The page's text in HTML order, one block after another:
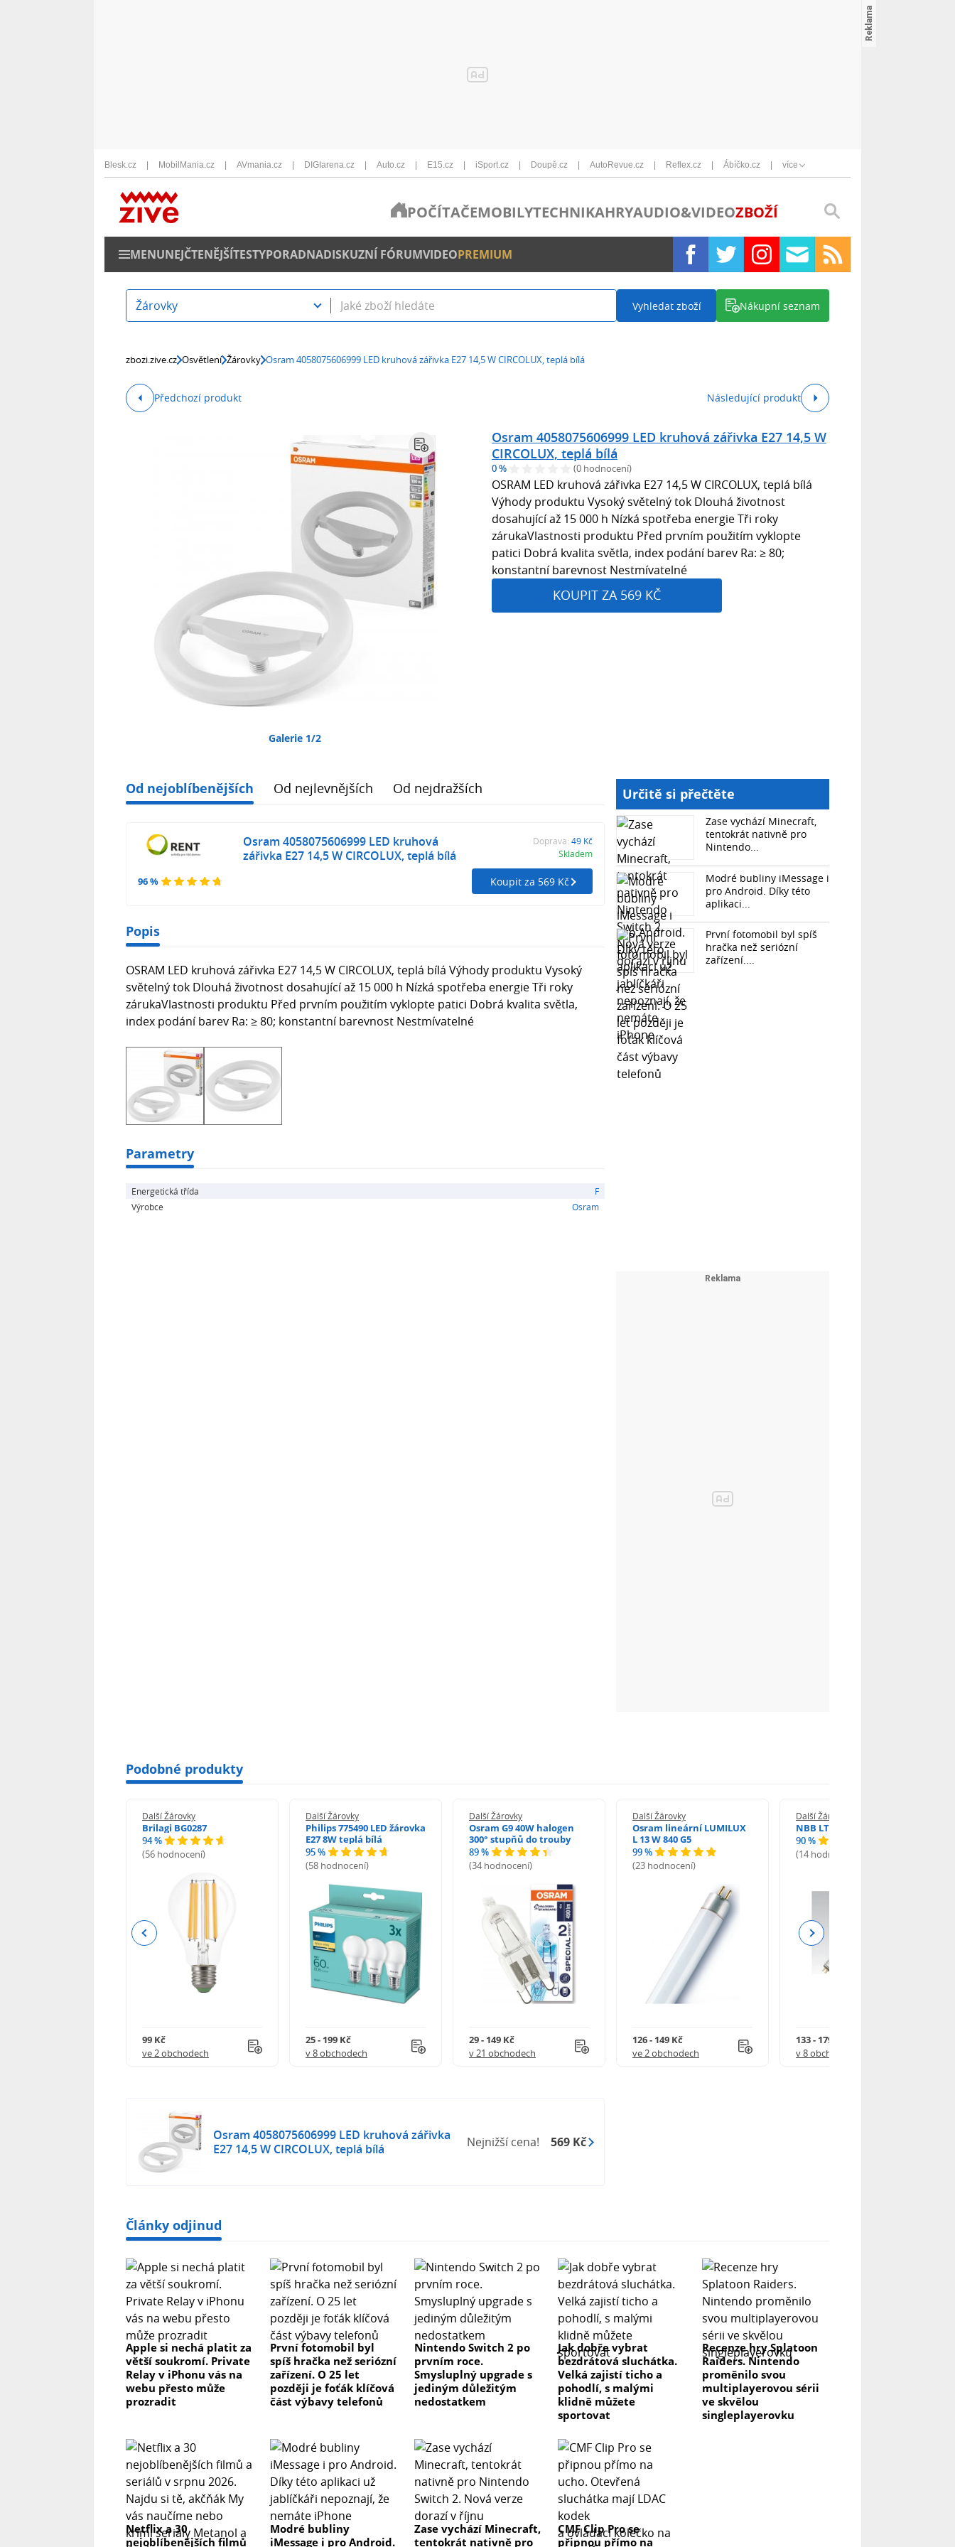
Blesk.cz MobilMania.cz AVmania.cz DIGIarena.cz Auto.cz E15.cz iSport.cz Doupě.cz AutoRevue.cz Reflex.cz Ábíčko.cz více
POČÍTAČEMOBILYTECHNIKAHRYAUDIO&VIDEOZBOŽÍ
MENUNEJČTENĚJŠÍTESTYPORADNADISKUZNÍ FÓRUMVIDEOPREMIUM
Žárovky Vyhledat zboží Nákupní seznam
zbozi.zive.cz Osvětlení Žárovky Osram 4058075606999 LED kruhová zářivka E27 14,5 W CIRCOLUX, teplá bílá
Předchozí produkt Následující produkt
Galerie 1/2
Osram 4058075606999 LED kruhová zářivka E27 14,5 W
CIRCOLUX, teplá bílá
0 % (0 hodnocení)
OSRAM LED kruhová zářivka E27 14,5 W CIRCOLUX, teplá bílá
Výhody produktu Vysoký světelný tok Dlouhá životnost
dosahující až 15 000 h Nízká spotřeba energie Tři roky
zárukaVlastnosti produktu Před prvním použitím vyklopte
patici Dobrá kvalita světla, index podání barev Ra: ≥ 80;
konstantní barevnost Nestmívatelné
KOUPIT ZA 569 KČ
Od nejoblíbenějších Od nejlevnějších Od nejdražších
96 %
Osram 4058075606999 LED kruhová
zářivka E27 14,5 W CIRCOLUX, teplá bílá
Doprava: 49 Kč
Skladem
Koupit za 569 Kč
Popis
OSRAM LED kruhová zářivka E27 14,5 W CIRCOLUX, teplá bílá Výhody produktu Vysoký
světelný tok Dlouhá životnost dosahující až 15 000 h Nízká spotřeba energie Tři roky
zárukaVlastnosti produktu Před prvním použitím vyklopte patici Dobrá kvalita světla,
index podání barev Ra: ≥ 80; konstantní barevnost Nestmívatelné
Parametry
Energetická třída
F
Výrobce
Osram
Určitě si přečtěte
Zase vychází Minecraft,
tentokrát nativně pro
Nintendo...
Modré bubliny iMessage i
pro Android. Díky této
aplikaci...
První fotomobil byl spíš
hračka než seriózní
zařízení....
Podobné produkty
Další Žárovky
Brilagi BG0287
94 %
(56 hodnocení)
99 Kč
ve 2 obchodech
Další Žárovky
Philips 775490 LED žárovka
E27 8W teplá bílá
95 %
(58 hodnocení)
25 - 199 Kč
v 8 obchodech
Další Žárovky
Osram G9 40W halogen
300° stupňů do trouby
89 %
(34 hodnocení)
29 - 149 Kč
v 21 obchodech
Další Žárovky
Osram lineární LUMILUX
L 13 W 840 G5
99 %
(23 hodnocení)
126 - 149 Kč
ve 2 obchodech
Další Žárovky
NBB LT 13W T5 840 SHORT
90 %
(14 hodnocení)
133 - 179 Kč
v 8 obchodech
Previous Next
Osram 4058075606999 LED kruhová zářivka
E27 14,5 W CIRCOLUX, teplá bílá
Nejnižší cena! 569 Kč
Články odjinud
Apple si nechá platit za
větší soukromí. Private
Relay v iPhonu vás na
webu přesto může
prozradit
První fotomobil byl
spíš hračka než seriózní
zařízení. O 25 let
později je foťák klíčová
část výbavy telefonů
Nintendo Switch 2 po
prvním roce.
Smysluplný upgrade s
jediným důležitým
nedostatkem
Jak dobře vybrat
bezdrátová sluchátka.
Velká zajistí ticho a
pohodlí, s malými
klidně můžete
sportovat
Recenze hry Splatoon
Raiders. Nintendo
proměnilo svou
multiplayerovou sérii
ve skvělou
singleplayerovku
Netflix a 30
nejoblíbenějších filmů
Modré bubliny
iMessage i pro Android.
Zase vychází Minecraft,
tentokrát nativně pro
CMF Clip Pro se
připnou přímo na